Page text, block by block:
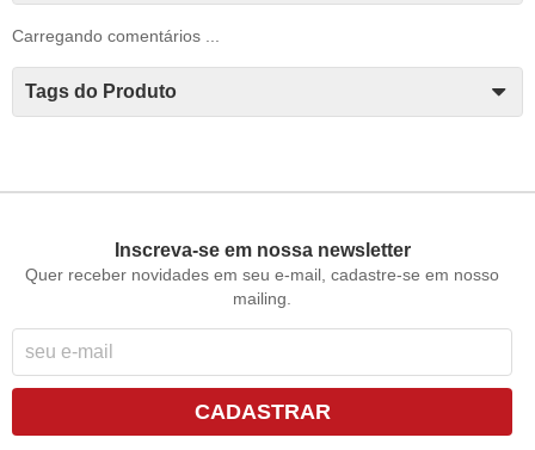
Carregando comentários ...
Tags do Produto
Inscreva-se em nossa newsletter
Quer receber novidades em seu e-mail, cadastre-se em nosso
mailing.
CADASTRAR